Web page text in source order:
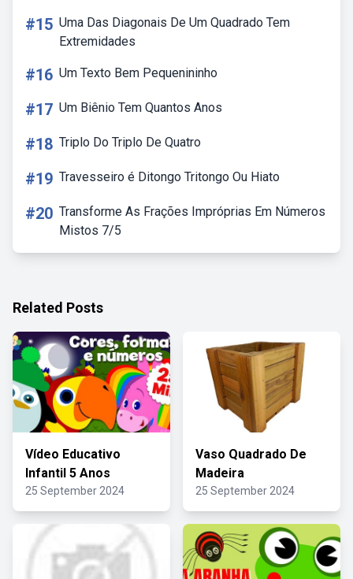
#15 Uma Das Diagonais De Um Quadrado Tem
Extremidades
#16 Um Texto Bem Pequenininho
#17 Um Biênio Tem Quantos Anos
#18 Triplo Do Triplo De Quatro
#19 Travesseiro é Ditongo Tritongo Ou Hiato
#20 Transforme As Frações Impróprias Em Números
Mistos 7/5
Related Posts
Vídeo Educativo
Infantil 5 Anos
25 September 2024
Vaso Quadrado De
Madeira
25 September 2024